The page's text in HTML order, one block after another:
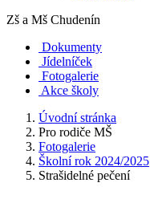
Zš a Mš Chudenín
Dokumenty
Jídelníček
Fotogalerie
Akce školy
Úvodní stránka
Pro rodiče MŠ
Fotogalerie
Školní rok 2024/2025
Strašidelné pečení